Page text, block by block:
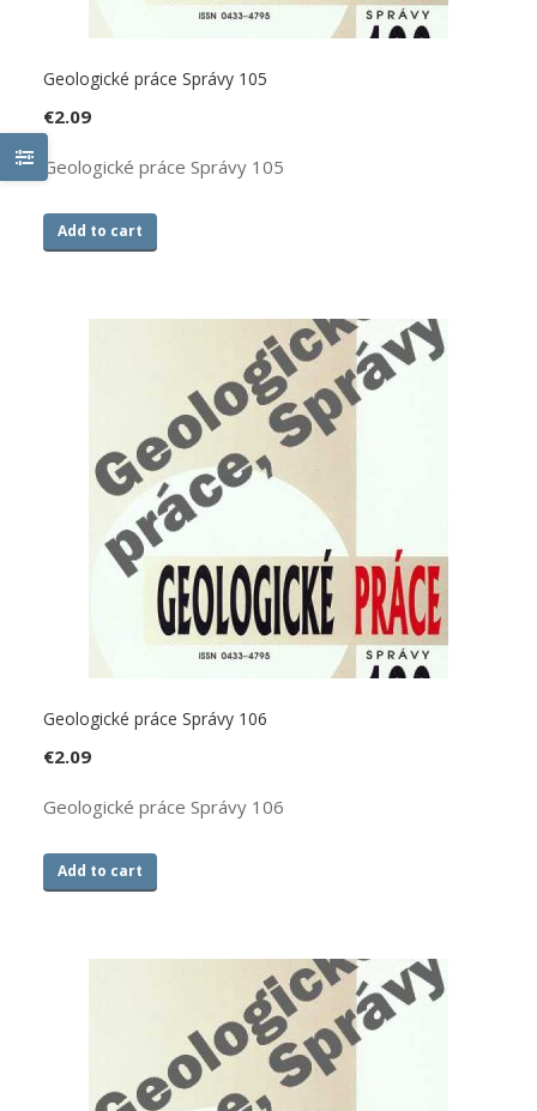
Geologické práce Správy 105
€2.09
Geologické práce Správy 105
Add to cart
Geologické práce Správy 106
€2.09
Geologické práce Správy 106
Add to cart